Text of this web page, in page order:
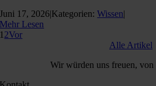
Juni 17, 2026 Kategorien:Wissen
Mehr Lesen
12Vor
Alle Artikel
Wir würden uns freuen, von